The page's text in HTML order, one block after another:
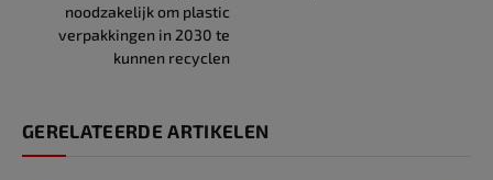
noodzakelijk om plastic
verpakkingen in 2030 te
kunnen recyclen
GERELATEERDE ARTIKELEN